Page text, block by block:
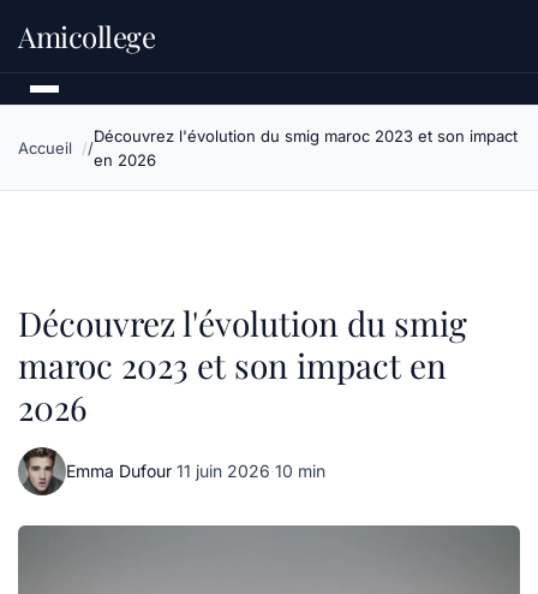
Amicollege
Accueil
Découvrez l'évolution du smig maroc 2023 et son impact
en 2026
Découvrez l'évolution du smig
maroc 2023 et son impact en
2026
Emma Dufour·11 juin 2026·10 min